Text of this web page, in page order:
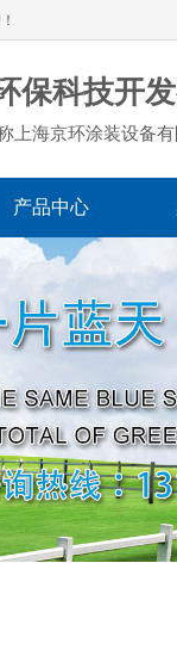
保科技开
上海京环涂装设备
产品中心